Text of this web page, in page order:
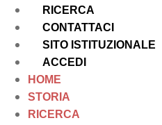
RICERCA
CONTATTACI
SITO ISTITUZIONALE
ACCEDI
HOME
STORIA
RICERCA